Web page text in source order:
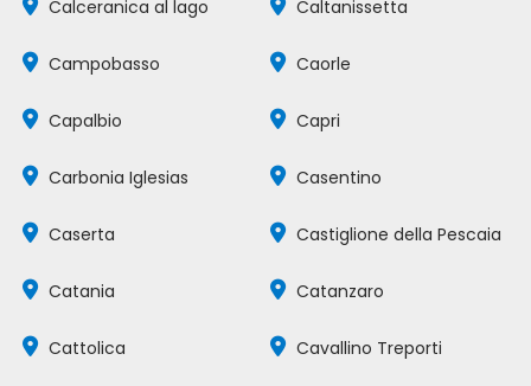
Calceranica al lago Caltanissetta
Campobasso Caorle
Capalbio Capri
Carbonia Iglesias Casentino
Caserta Castiglione della Pescaia
Catania Catanzaro
Cattolica Cavallino Treporti